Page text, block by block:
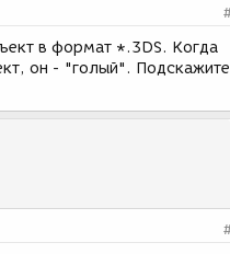
в формат *.3DS. Когда
он - "голый".